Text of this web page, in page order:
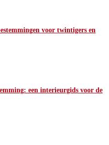
voor twintigers en
een interieurgids voor de